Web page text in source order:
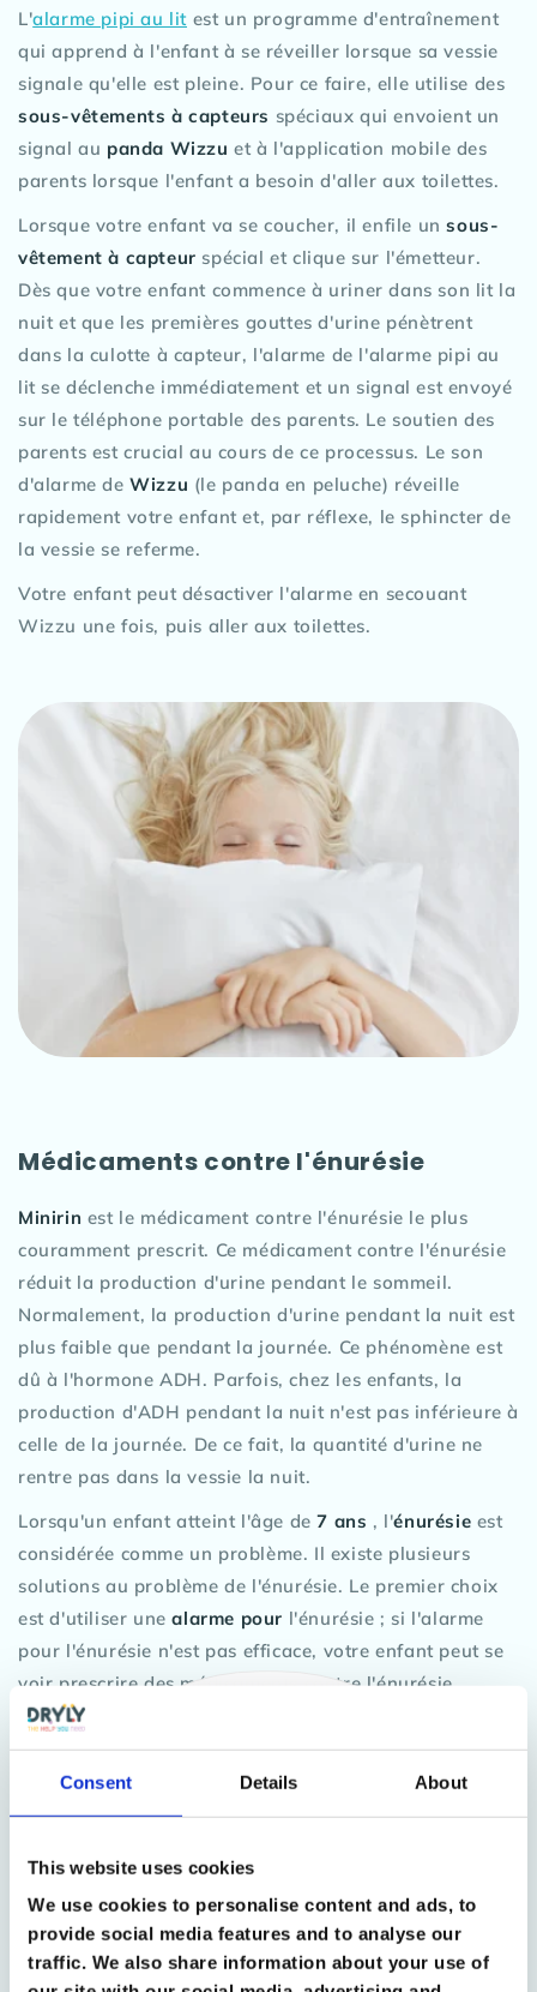
Consent Details About
This website uses cookies
We use cookies to personalise content and ads, to
provide social media features and to analyse our
traffic. We also share information about your use of
L'alarme pipi au lit est un programme d'entraînement
qui apprend à l'enfant à se réveiller lorsque sa vessie
signale qu'elle est pleine. Pour ce faire, elle utilise des
sous-vêtements à capteurs spéciaux qui envoient un
signal au panda Wizzu et à l'application mobile des
parents lorsque l'enfant a besoin d'aller aux toilettes.
Lorsque votre enfant va se coucher, il enfile unsous-
vêtement à capteur spécial et clique sur l'émetteur.
Dès que votre enfant commence à uriner dans son lit la
nuit et que les premières gouttes d'urine pénètrent
dans la culotte à capteur, l'alarme de l'alarme pipi au
lit se déclenche immédiatement et un signal est envoyé
sur le téléphone portable des parents. Le soutien des
parents est crucial au cours de ce processus. Le son
d'alarme deWizzu (le panda en peluche) réveille
rapidement votre enfant et, par réflexe, le sphincter de
la vessie se referme.
Votre enfant peut désactiver l'alarme en secouant
Wizzu une fois, puis aller aux toilettes.
Médicaments contre l'énurésie
Minirin est le médicament contre l'énurésie le plus
couramment prescrit. Ce médicament contre l'énurésie
réduit la production d'urine pendant le sommeil.
Normalement, la production d'urine pendant la nuit est
plus faible que pendant la journée. Ce phénomène est
dû à l'hormone ADH. Parfois, chez les enfants, la
production d'ADH pendant la nuit n'est pas inférieure à
celle de la journée. De ce fait, la quantité d'urine ne
rentre pas dans la vessie la nuit.
Lorsqu'un enfant atteint l'âge de7 ans , l'énurésie est
considérée comme un problème. Il existe plusieurs
solutions au problème de l'énurésie. Le premier choix
est d'utiliser unealarme pour l'énurésie ; si l'alarme
pour l'énurésie n'est pas efficace, votre enfant peut se
voir prescrire des médicaments contre l'énurésie.